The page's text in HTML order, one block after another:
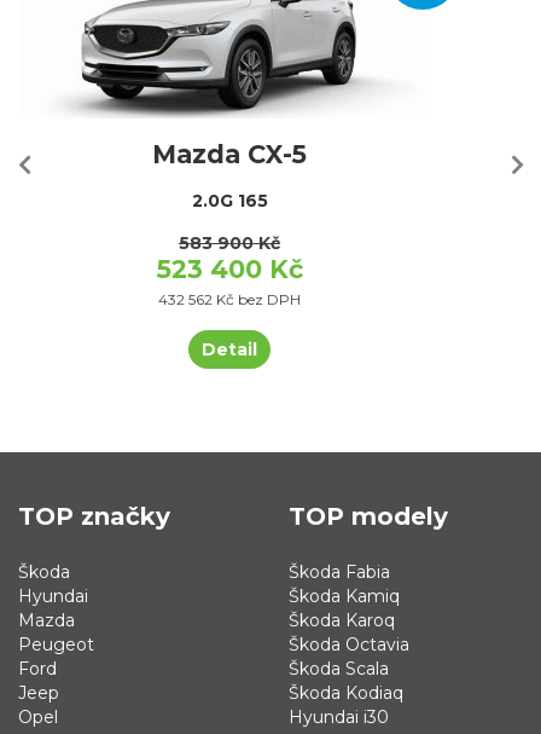
Mazda CX-5
2.0G 165
583 900 Kč
523 400 Kč
432 562 Kč bez DPH
Detail
TOP značky
Škoda
Hyundai
Mazda
Peugeot
Ford
Jeep
Opel
TOP modely
Škoda Fabia
Škoda Kamiq
Škoda Karoq
Škoda Octavia
Škoda Scala
Škoda Kodiaq
Hyundai i30